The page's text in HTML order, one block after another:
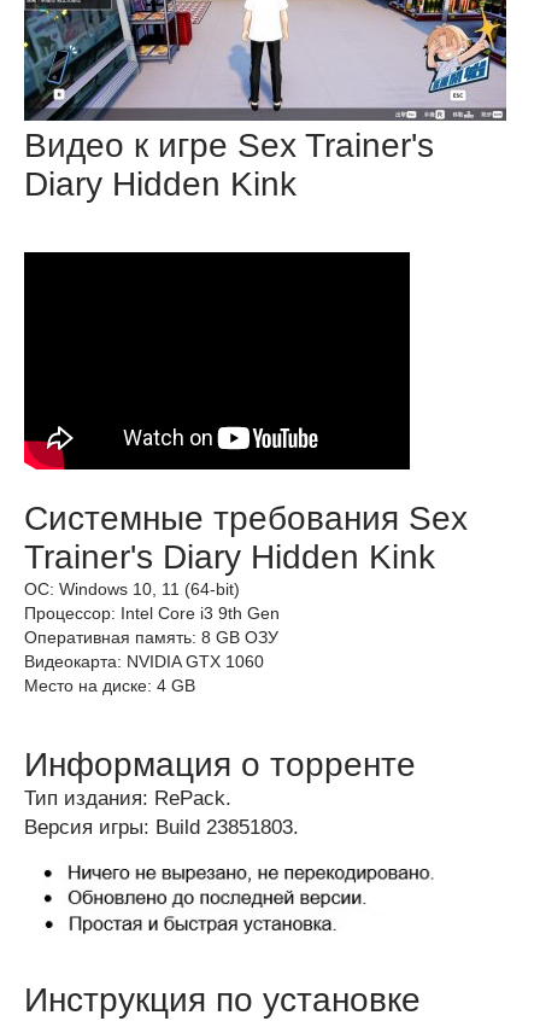
Видео к игре Sex Trainer's
Diary Hidden Kink
Системные требования Sex
Trainer's Diary Hidden Kink
ОС: Windows 10, 11 (64-bit)
Процессор: Intel Core i3 9th Gen
Оперативная память: 8 GB ОЗУ
Видеокарта: NVIDIA GTX 1060
Место на диске: 4 GB
Информация о торренте
Тип издания: RePack.
Версия игры: Build 23851803.
Инструкция по установке